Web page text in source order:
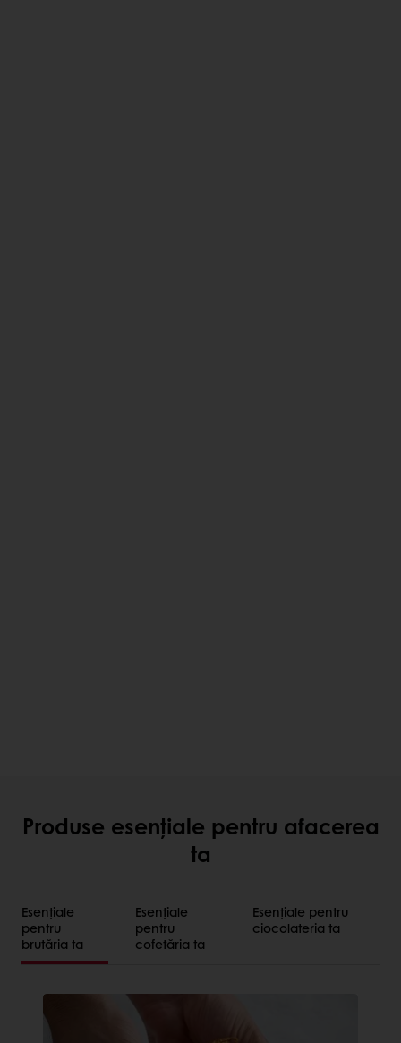
Produse esențiale pentru afacerea
ta
Esențiale
pentru
brutăria ta
Esențiale
pentru
cofetăria ta
Esențiale pentru
ciocolateria ta